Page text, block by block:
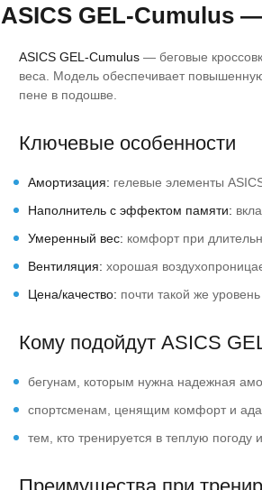
Сегодня заказываю четвёртую пару.
ASICS GEL-Cumulus
ASICS GEL-Cumulus— беговые
веса. Модель обеспечивает
пене в подошве.
Ключевые особенности
Амортизация: гелевые элементы
Наполнитель с эффектом памяти:
Умеренный вес: комфорт при
Вентиляция: хорошая
Цена/качество: почти такой же
Кому подойдут ASICS
бегунам, которым нужна надежная
спортсменам, ценящим комфорт и
тем, кто тренируется в теплую погоду